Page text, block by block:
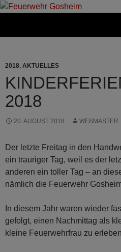
2018, AKTUELLES
2018
20. AUGUST 2018 WEBMASTER
Der letzte Freitag in den
ein trauriger Tag, weil es der
anderen ein toller Tag – an
nämlich die Feuerwehr
In diesem Jahr waren wieder
gefolgt, einen Nachmittag als
kleine Feuerwehrfrau zu